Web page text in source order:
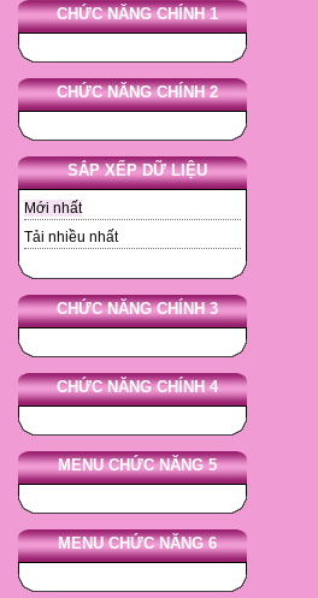
CHỨC NĂNG CHÍNH 1
CHỨC NĂNG CHÍNH 2
SẮP XẾP DỮ LIỆU
Mới nhất
Tải nhiều nhất
CHỨC NĂNG CHÍNH 3
CHỨC NĂNG CHÍNH 4
MENU CHỨC NĂNG 5
MENU CHỨC NĂNG 6